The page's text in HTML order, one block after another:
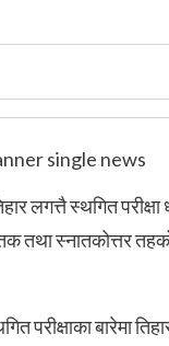
लगत्तै स्थगित
स्नातकोत्तर तहको
परीक्षाका बारेमा